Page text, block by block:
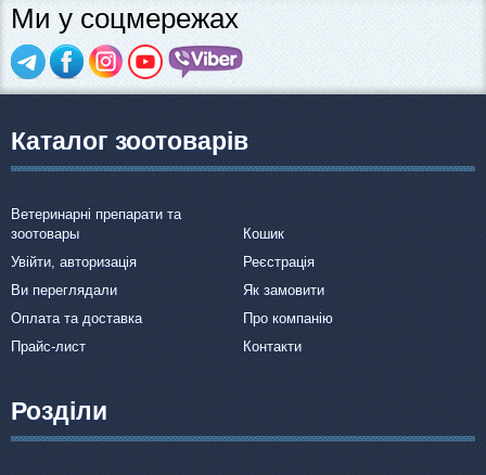
Ми у соцмережах
Каталог зоотоварів
Ветеринарні препарати та
зоотовары
Кошик
Увійти, авторизація
Реєстрація
Ви переглядали
Як замовити
Оплата та доставка
Про компанію
Прайс-лист
Контакти
Розділи